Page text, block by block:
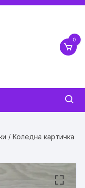
0
/ Коледна картичка